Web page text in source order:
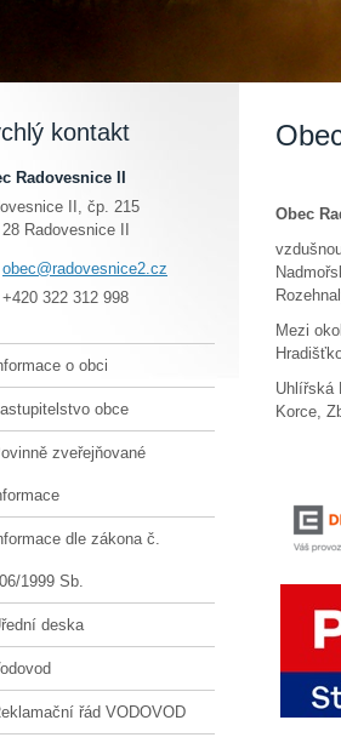
Obec
Mezi
Uhlířská
Korce,
kontakt
Radovesnice II
II, čp. 215
28 Radovesnice II
obec@radovesnice2.cz
+420 322 312 998
o obci
obce
zveřejňované
dle zákona č.
1999 Sb.
deska
řád VODOVOD